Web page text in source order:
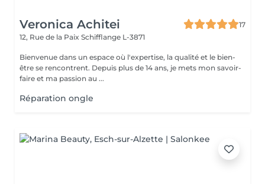
Veronica Achitei
17
12, Rue de la Paix Schifflange L-3871
Bienvenue dans un espace où l'expertise, la qualité et le bien-
être se rencontrent. Depuis plus de 14 ans, je mets mon savoir-
faire et ma passion au ...
Réparation ongle